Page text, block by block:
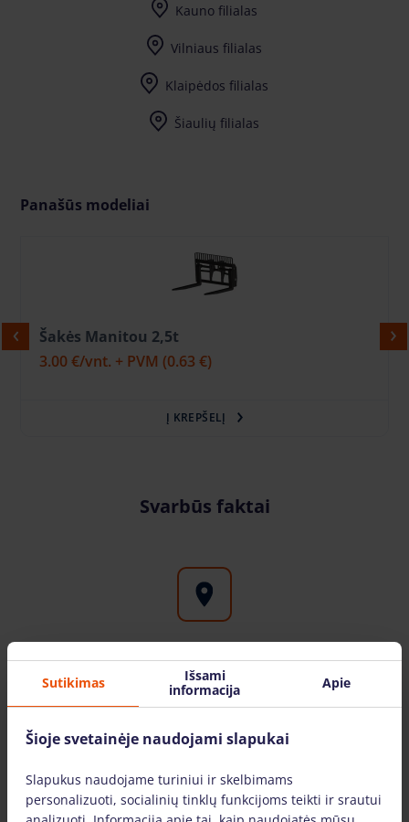
Kauno filialas
Vilniaus filialas
Klaipėdos filialas
Šiaulių filialas
Panašūs modeliai
Šakės Manitou 2,5t
3.00 €/vnt. + PVM (0.63 €)
Į KREPŠELĮ
Svarbūs faktai
Aukštuminės įrangos nuoma visoje Lietuvoje
Bokštelis.lt filialus galite rasite didžiuosiuose
Šiauliuose, Mažeikiuose. Įrangą pristatome visoje
Sutikimas
Išsami
informacija
Apie
Šioje svetainėje naudojami slapukai
Slapukus naudojame turiniui ir skelbimams
personalizuoti, socialinių tinklų funkcijoms teikti ir srautui